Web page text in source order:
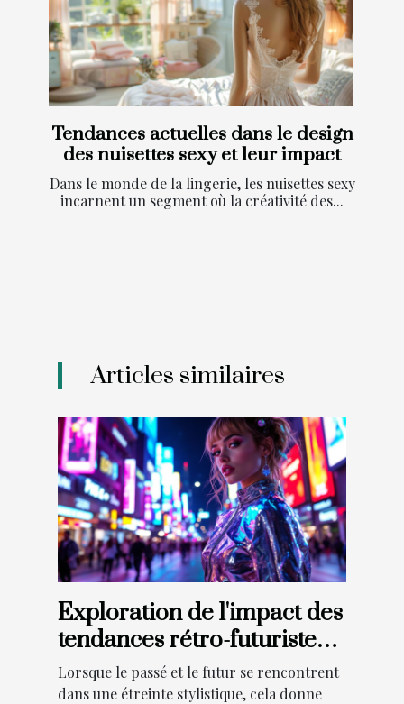
Tendances actuelles dans le design
des nuisettes sexy et leur impact
Dans le monde de la lingerie, les nuisettes sexy
incarnent un segment où la créativité des...
Articles similaires
Exploration de l'impact des
tendances rétro-futuristes
sur la mode actuelle
Lorsque le passé et le futur se rencontrent
dans une étreinte stylistique, cela donne